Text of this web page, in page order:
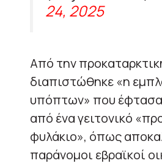
24, 2025
Από την
διαπιστώθηκε «η
υπόπτων» που
από ένα γειτονικό
φυλάκιο», όπως
παράνομοι εβραϊκοί